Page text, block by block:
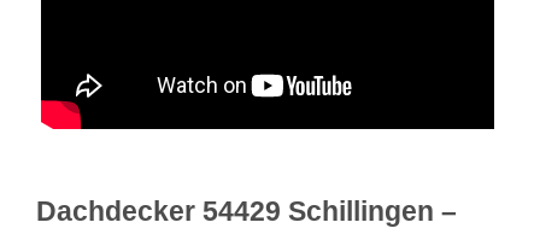
Dachdecker 54429 Schillingen –